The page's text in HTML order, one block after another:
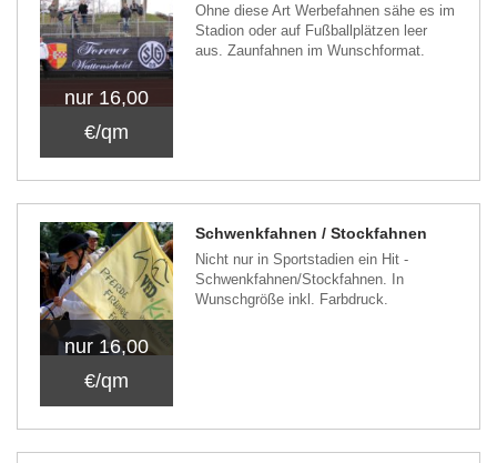
nur 16,00
€/qm
Ohne diese Art Werbefahnen sähe es im
Stadion oder auf Fußballplätzen leer
aus. Zaunfahnen im Wunschformat.
nur 16,00
€/qm
Schwenkfahnen / Stockfahnen
Nicht nur in Sportstadien ein Hit -
Schwenkfahnen/Stockfahnen. In
Wunschgröße inkl. Farbdruck.